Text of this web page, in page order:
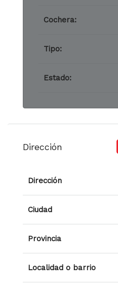
Cochera:
Tipo:
Estado:
Dirección
Dirección
Ciudad
Provincia
Localidad o barrio